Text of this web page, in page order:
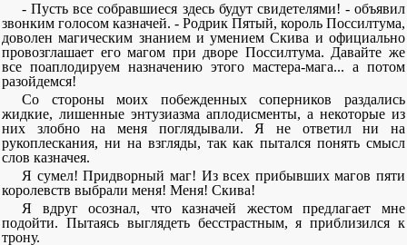
- Пусть все собравшиеся здесь будут свидетелями! - объявил
звонким голосом казначей. - Родрик Пятый, король Поссилтума,
доволен магическим знанием и умением Скива и официально
провозглашает его магом при дворе Поссилтума. Давайте же
все поаплодируем назначению этого мастера-мага... а потом
разойдемся!
Со стороны моих побежденных соперников раздались
жидкие, лишенные энтузиазма аплодисменты, а некоторые из
них злобно на меня поглядывали. Я не ответил ни на
рукоплескания, ни на взгляды, так как пытался понять смысл
слов казначея.
Я сумел! Придворный маг! Из всех прибывших магов пяти
королевств выбрали меня! Меня! Скива!
Я вдруг осознал, что казначей жестом предлагает мне
подойти. Пытаясь выглядеть бесстрастным, я приблизился к
трону.